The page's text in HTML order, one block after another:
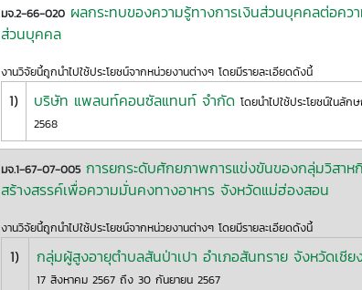
มจ.2-66-020 ผลกระทบของความรู้ทางการเงินส่วนบุคคลต่อค
ส่วนบุคคล
งานวิจัยนี้ถูกนำไปใช้ประโยชน์จากหน่วยงานต่างๆ โดยมีรายละเอียดดังนี้
1) บริษัท แพลนท์คอนซัลแทนท์ จำกัด โดยนำไปใช้ประโยชน์ในลัก
2568
มจ.1-67-07-005 การยกระดับศักยภาพการแข่งขันของกลุ่มวิส
สร้างสรรค์เพื่อความมั่นคงทางอาหาร จังหวัดแม่ฮ่องสอน
งานวิจัยนี้ถูกนำไปใช้ประโยชน์จากหน่วยงานต่างๆ โดยมีรายละเอียดดังนี้
1) กลุ่มผู้สูงอายุตำบลสันป่าเปา อำเภอสันทราย จังหวัดเชีย
17 สิงหาคม 2567 ถึง 30 กันยายน 2567